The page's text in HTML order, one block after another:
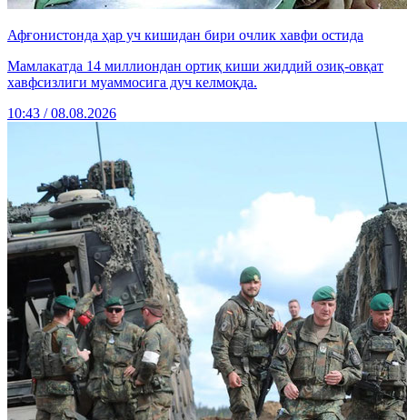
Афғонистонда ҳар уч кишидан бири очлик хавфи остида
Мамлакатда 14 миллиондан ортиқ киши жиддий озиқ-овқат
хавфсизлиги муаммосига дуч келмоқда.
10:43 / 08.08.2026